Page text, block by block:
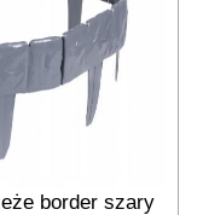
border szary